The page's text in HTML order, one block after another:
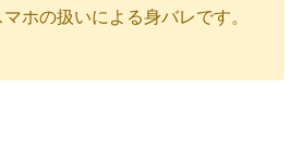
ホの扱いによる身バレです。